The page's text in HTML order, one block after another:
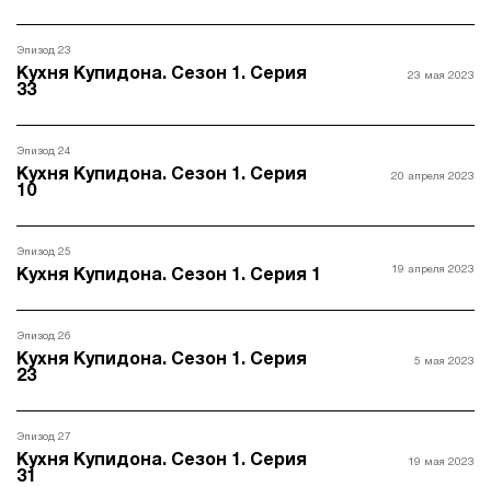
Эпизод 23
Кухня Купидона. Сезон 1. Серия
33
23 мая 2023
Эпизод 24
Кухня Купидона. Сезон 1. Серия
10
20 апреля 2023
Эпизод 25
Кухня Купидона. Сезон 1. Серия 1 19 апреля 2023
Эпизод 26
Кухня Купидона. Сезон 1. Серия
23
5 мая 2023
Эпизод 27
Кухня Купидона. Сезон 1. Серия
31
19 мая 2023